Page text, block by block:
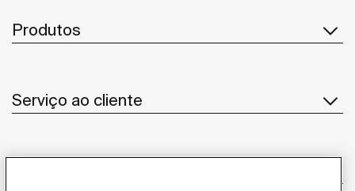
Produtos
Serviço ao cliente